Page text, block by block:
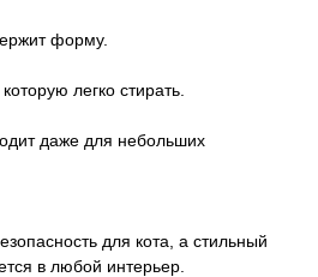
форму.
легко стирать.
даже для небольших
для кота, а стильный
в любой интерьер.